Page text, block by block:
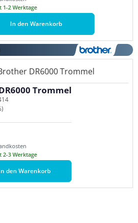
2 Werktage
In den Warenkorb
Trommel
3 Werktage
den Warenkorb